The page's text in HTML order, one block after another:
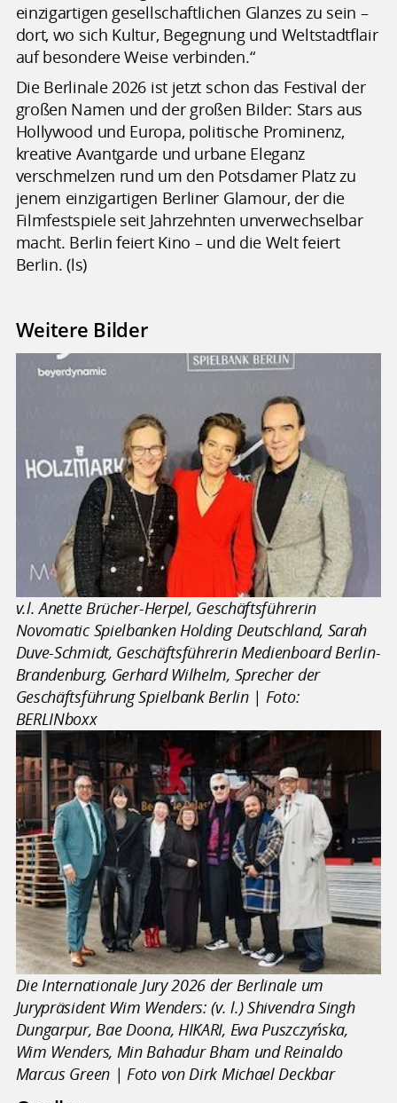
einzigartigen gesellschaftlichen Glanzes zu sein –
dort, wo sich Kultur, Begegnung und Weltstadtflair
auf besondere Weise verbinden.“
Die Berlinale 2026 ist jetzt schon das Festival der
großen Namen und der großen Bilder: Stars aus
Hollywood und Europa, politische Prominenz,
kreative Avantgarde und urbane Eleganz
verschmelzen rund um den Potsdamer Platz zu
jenem einzigartigen Berliner Glamour, der die
Filmfestspiele seit Jahrzehnten unverwechselbar
macht. Berlin feiert Kino – und die Welt feiert
Berlin. (ls)
Weitere Bilder
v.l. Anette Brücher-Herpel, Geschäftsführerin
Novomatic Spielbanken Holding Deutschland, Sarah
Duve-Schmidt, Geschäftsführerin Medienboard Berlin-
Brandenburg, Gerhard Wilhelm, Sprecher der
Geschäftsführung Spielbank Berlin | Foto:
BERLINboxx
Die Internationale Jury 2026 der Berlinale um
Jurypräsident Wim Wenders: (v. l.) Shivendra Singh
Dungarpur, Bae Doona, HIKARI, Ewa Puszczyńska,
Wim Wenders, Min Bahadur Bham und Reinaldo
Marcus Green | Foto von Dirk Michael Deckbar